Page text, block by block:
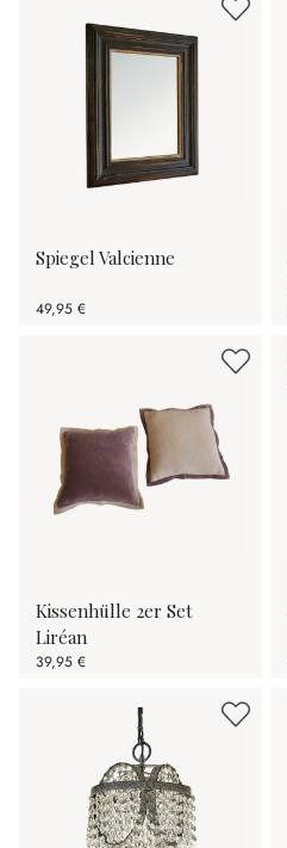
Spiegel Valcienne
49,95 €
Kissenhülle 2er Set
Liréan
39,95 €